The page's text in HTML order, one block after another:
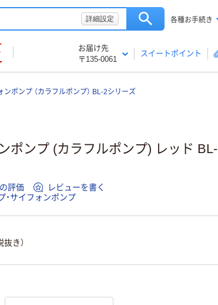
詳細設定 各種お手続き
お届け先
〒135-0061
スイートポイント
ポンプ （カラフルポンプ） BL-2シリーズ
ポンプ (カラフルポンプ) レッド
評価
レビューを書く
・サイフォンポンプ
抜き）